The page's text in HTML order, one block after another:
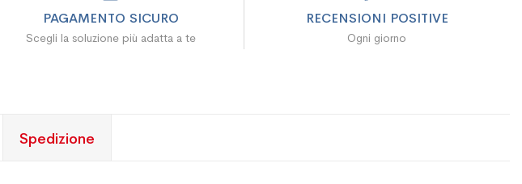
PAGAMENTO SICURO
Scegli la soluzione più adatta a te
RECENSIONI POSITIVE
Ogni giorno
Spedizione